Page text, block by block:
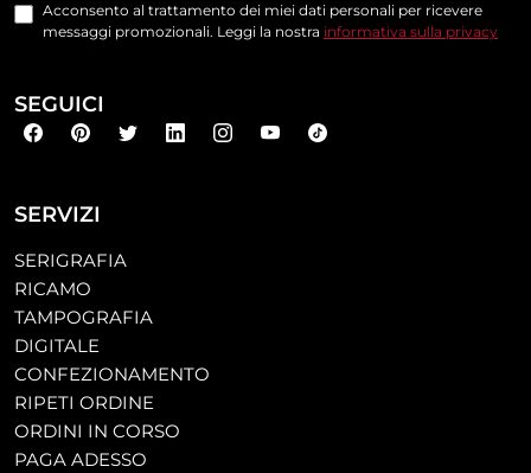
SERVIZI
SERIGRAFIA
RICAMO
TAMPOGRAFIA
DIGITALE
CONFEZIONAMENTO
RIPETI ORDINE
ORDINI IN CORSO
PAGA ADESSO
Acconsento al trattamento dei miei dati personali per ricevere
messaggi promozionali. Leggi la nostra informativa sulla privacy
SEGUICI